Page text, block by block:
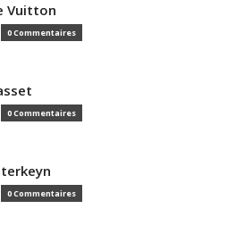
Vuitton
0 Commentaires
0 Commentaires
0 Commentaires